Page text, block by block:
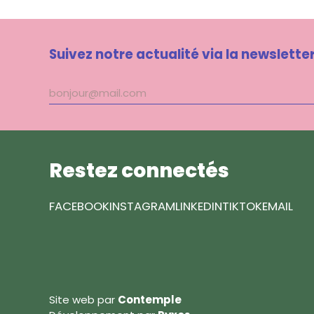
Suivez notre actualité via la
Adresse
mail
Restez connectés
FACEBOOKINSTAGRAMLINKEDINTIKTOKEMAIL
Site web par Contemple